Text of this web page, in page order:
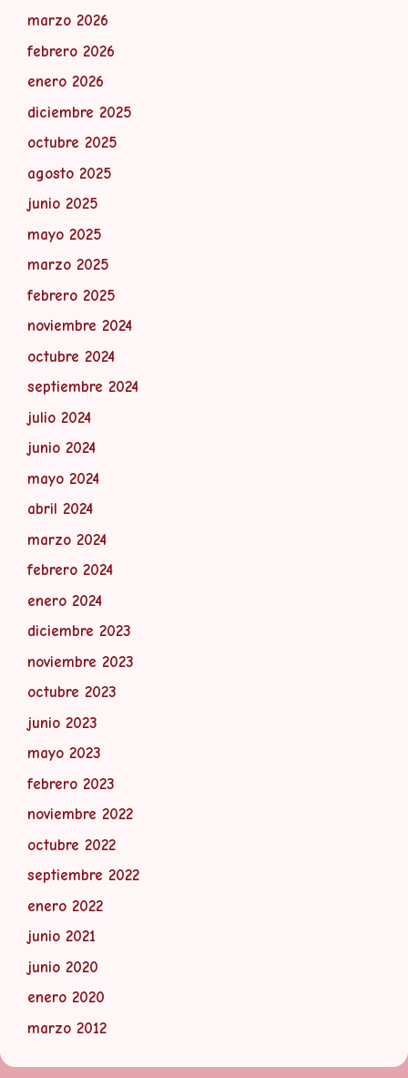
marzo 2026
febrero 2026
enero 2026
diciembre 2025
octubre 2025
agosto 2025
junio 2025
mayo 2025
marzo 2025
febrero 2025
noviembre 2024
octubre 2024
septiembre 2024
julio 2024
junio 2024
mayo 2024
abril 2024
marzo 2024
febrero 2024
enero 2024
diciembre 2023
noviembre 2023
octubre 2023
junio 2023
mayo 2023
febrero 2023
noviembre 2022
octubre 2022
septiembre 2022
enero 2022
junio 2021
junio 2020
enero 2020
marzo 2012